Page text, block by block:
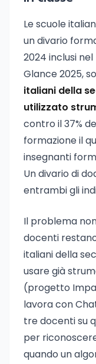
Le scuole
un divario
2024 inclusi
Glance 2025,
italiani della
utilizzato
contro il 37%
formazione il
insegnanti
Un divario di
entrambi gli
Il problema
docenti
italiani della
usare già
(progetto
lavora con
tre docenti su
per
quando un